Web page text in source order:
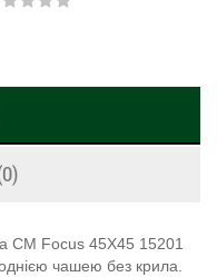
CM Focus 45Х45 15201
однією чашею без крила.